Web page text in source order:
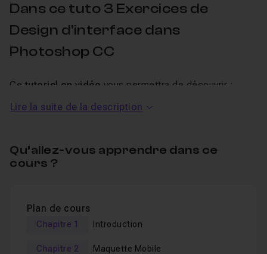
Dans ce tuto 3 Exercices de
Design d'interface dans
Photoshop CC
Ce tutoriel en vidéo vous permettra de découvrir :
Les styles de paragraphes,
Les calques de réglages,
Les outils de repères,
Lire la suite de la description
Qu’allez-vous apprendre dans ce
cours ?
Plan de cours
Chapitre 1 Introduction
Chapitre 2 Maquette Mobile